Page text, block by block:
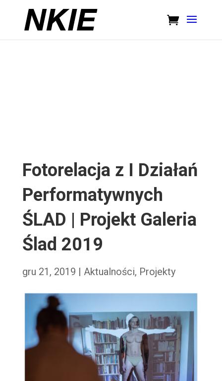
Fotorelacja z I Działań
Performatywnych
ŚLAD | Projekt Galeria
Ślad 2019
gru 21, 2019 | Aktualności, Projekty